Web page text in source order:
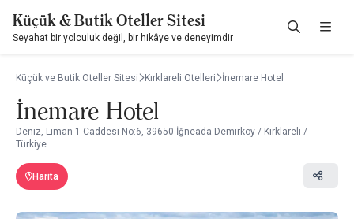
Küçük & Butik Oteller Sitesi
Seyahat bir yolculuk değil, bir hikâye ve deneyimdir
Küçük ve Butik Oteller Sitesi Kırklareli Otelleri İnemare Hotel
İnemare Hotel
Deniz, Liman 1 Caddesi No:6, 39650 İğneada Demirköy / Kırklareli /
Türkiye
Harita